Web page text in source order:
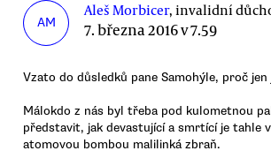
AM
Aleš Morbicer, invalidní
7. března 2016 v 7.59
Vzato do důsledků pane Samohýle, proč jen
Málokdo z nás byl třeba pod kulometnou
představit, jak devastující a smrtící je tahle
atomovou bombou malilinká zbraň.